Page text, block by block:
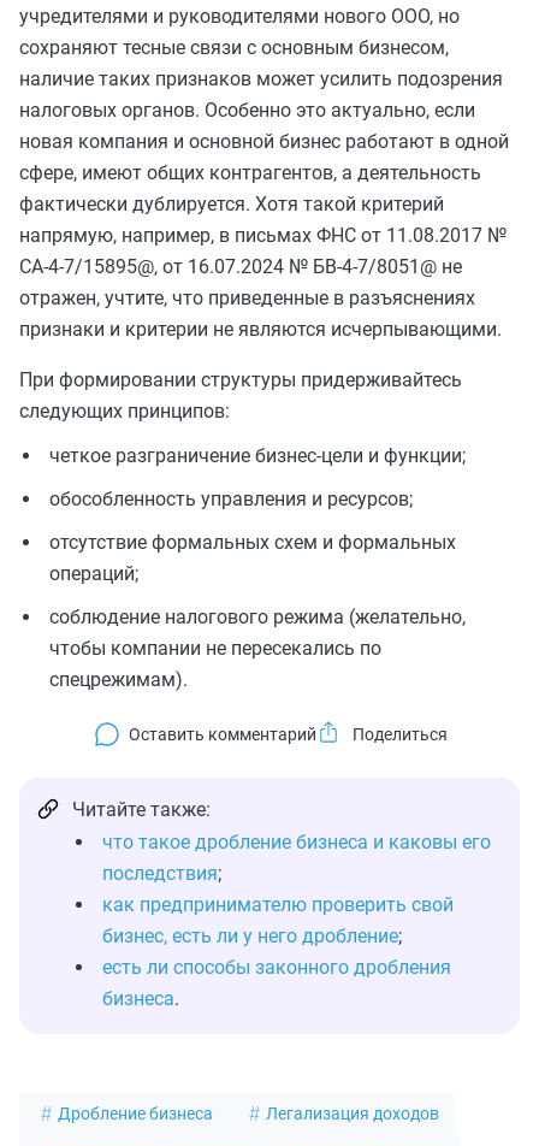
учредителями и руководителями нового ООО, но
сохраняют тесные связи с основным бизнесом,
наличие таких признаков может усилить подозрения
налоговых органов. Особенно это актуально, если
новая компания и основной бизнес работают в одной
сфере, имеют общих контрагентов, а деятельность
фактически дублируется. Хотя такой критерий
напрямую, например, в письмах ФНС от 11.08.2017 №
СА-4-7/15895@, от 16.07.2024 № БВ-4-7/8051@ не
отражен, учтите, что приведенные в разъяснениях
признаки и критерии не являются исчерпывающими.
При формировании структуры придерживайтесь
следующих принципов:
четкое разграничение бизнес-цели и функции;
обособленность управления и ресурсов;
отсутствие формальных схем и формальных
операций;
соблюдение налогового режима (желательно,
чтобы компании не пересекались по
спецрежимам).
Оставить комментарий
Читайте также:
что такое дробление бизнеса и каковы его
последствия;
как предпринимателю проверить свой
бизнес, есть ли у него дробление;
есть ли способы законного дробления
бизнеса.
Дробление бизнеса Легализация доходов